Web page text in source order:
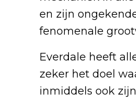
en zijn
fenomenale
Everdale heeft
zeker het doel
inmiddels ook